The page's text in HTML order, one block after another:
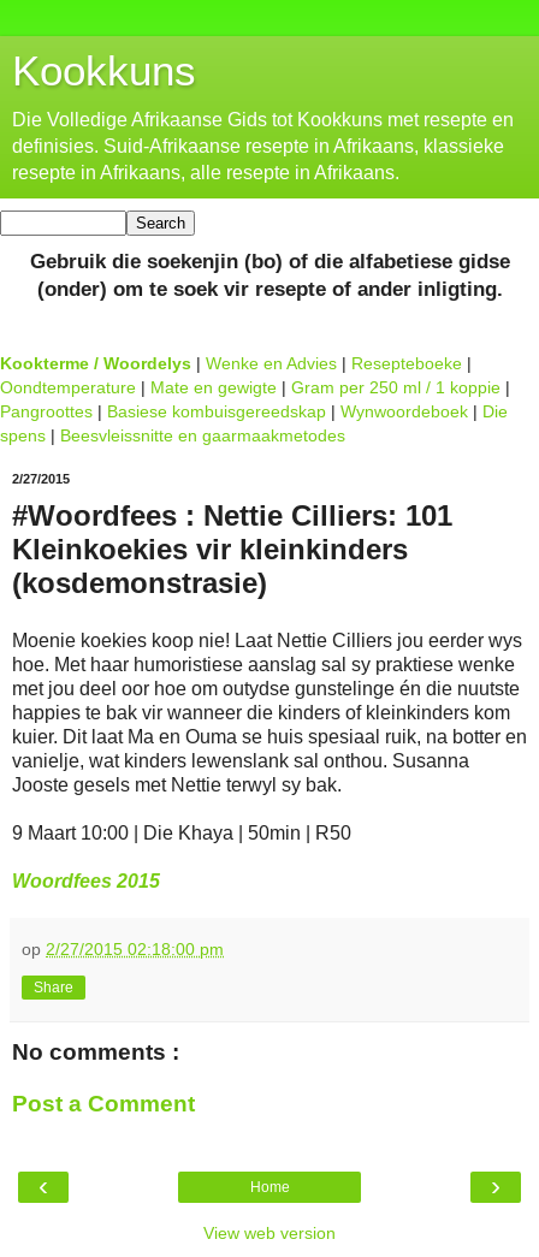
Kookkuns
Die Volledige Afrikaanse Gids tot Kookkuns met resepte en
definisies. Suid-Afrikaanse resepte in Afrikaans, klassieke
resepte in Afrikaans, alle resepte in Afrikaans.
Gebruik die soekenjin (bo) of die alfabetiese gidse
(onder) om te soek vir resepte of ander inligting.
Kookterme / Woordelys | Wenke en Advies | Resepteboeke |
Oondtemperature | Mate en gewigte | Gram per 250 ml / 1 koppie |
Pangroottes | Basiese kombuisgereedskap | Wynwoordeboek | Die
spens | Beesvleissnitte en gaarmaakmetodes
2/27/2015
#Woordfees : Nettie Cilliers: 101
Kleinkoekies vir kleinkinders
(kosdemonstrasie)
Moenie koekies koop nie! Laat Nettie Cilliers jou eerder wys
hoe. Met haar humoristiese aanslag sal sy praktiese wenke
met jou deel oor hoe om outydse gunstelinge én die nuutste
happies te bak vir wanneer die kinders of kleinkinders kom
kuier. Dit laat Ma en Ouma se huis spesiaal ruik, na botter en
vanielje, wat kinders lewenslank sal onthou. Susanna
Jooste gesels met Nettie terwyl sy bak.
9 Maart 10:00 | Die Khaya | 50min | R50
Woordfees 2015
op 2/27/2015 02:18:00 pm
Share
No comments :
Post a Comment
‹ ›
Home
View web version